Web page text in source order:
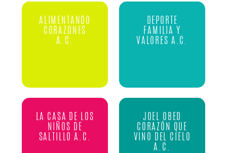
ALIMENTANDO
CORAZONES
A.C.
DEPORTE
FAMILIA Y
VALORES A.C.
LA CASA DE LOS
NIÑOS DE
SALTILLO A.C.
JOEL OBED
CORAZÓN QUE
VINO DEL CIELO
A.C.